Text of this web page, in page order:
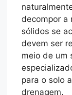
decompor a
sólidos se
devem ser
meio de um
para o solo
drenagem.